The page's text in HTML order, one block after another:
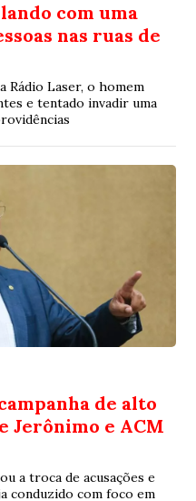
com uma
nas ruas de
Rádio Laser, o homem
e tentado invadir uma
de alto
Jerônimo e ACM
a troca de acusações e
conduzido com foco em